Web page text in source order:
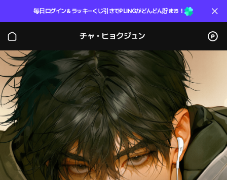
毎日ログイン＆ラッキーくじ引きでPLINGがどんどん貯まる！
チャ・ヒョクジュン